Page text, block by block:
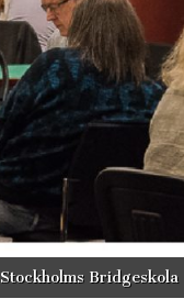
Stockholms Bridgeskola